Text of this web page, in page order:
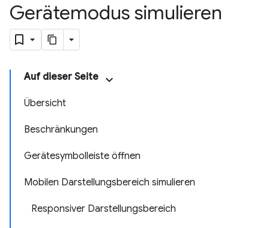
Gerätemodus simulieren
Auf dieser Seite
Übersicht
Beschränkungen
Gerätesymbolleiste öffnen
Mobilen Darstellungsbereich simulieren
Responsiver Darstellungsbereich